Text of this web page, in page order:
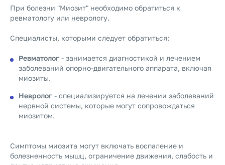
При болезни "Миозит" необходимо обратиться к
ревматологу или неврологу.
Специалисты, которыми следует обратиться:
Ревматолог - занимается диагностикой и лечением
заболеваний опорно-двигательного аппарата, включая
миозиты.
Невролог - специализируется на лечении заболеваний
нервной системы, которые могут сопровождаться
миозитом.
Симптомы миозита могут включать воспаление и
болезненность мышц, ограничение движения, слабость и